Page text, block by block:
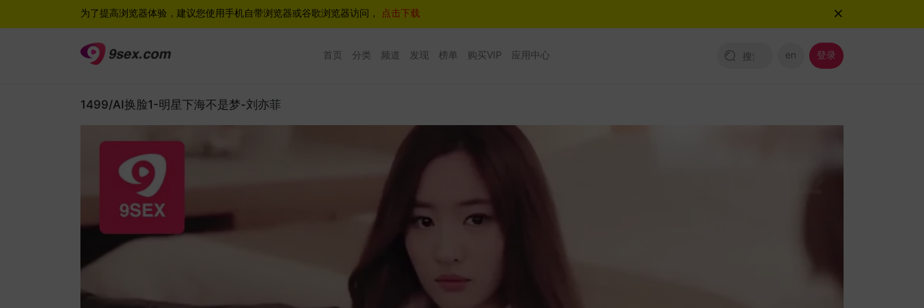
为了提高浏览器体验，建议您使用手机自带浏览器或谷歌浏览器访问， 点击下载
首页 分类 频道 发现 榜单 购买VIP 应用中心 en 登录
1499/AI换脸1-明星下海不是梦-刘亦菲